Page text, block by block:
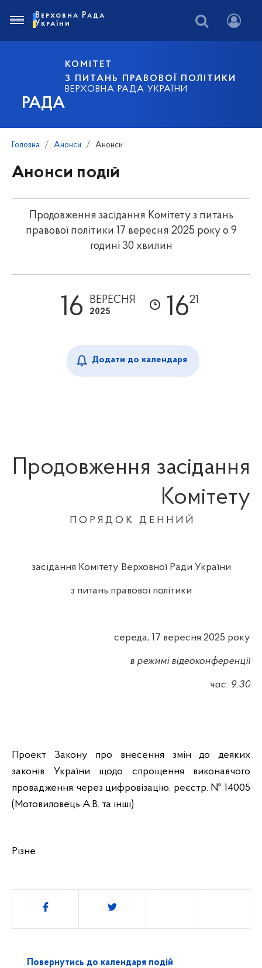
РАДА
КОМІТЕТ
З ПИТАНЬ ПРАВОВОЇ ПОЛІТИКИ
ВЕРХОВНА РАДА УКРАЇНИ
Верховна Рада
України
Головна Анонси Анонси
Анонси подій
Продовження засідання Комітету з питань
правової політики 17 вересня 2025 року о 9
годині 30 хвилин
16 ВЕРЕСНЯ
2025 1621
Додати до календаря
Продовження засідання
Комітету
П О Р Я Д О К Д Е Н Н И Й
засідання Комітету Верховної Ради України
з питань правової політики
середа, 17 вересня 2025 року
в режимі відеоконференції
час: 9:30
Проект Закону про внесення змін до деяких
законів України щодо спрощення виконавчого
провадження через цифровізацію, реєстр. № 14005
(Мотовиловець А.В. та інші)
Різне
Поділитись
Повернутись до календаря подій